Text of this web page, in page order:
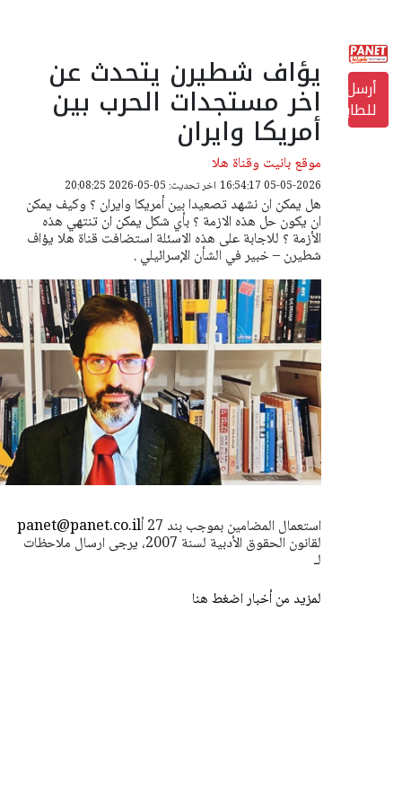
أرسل
للطابعة
يؤاف شطيرن يتحدث عن
اخر مستجدات الحرب بين
أمريكا وايران
موقع بانيت وقناة هلا
05-05-2026 16:54:17 اخر تحديث: 05-05-2026 20:08:25
هل يمكن ان نشهد تصعيدا بين أمريكا وايران ؟ وكيف يمكن
ان يكون حل هذه الازمة ؟ بأي شكل يمكن ان تنتهي هذه
الأزمة ؟ للاجابة على هذه الاسئلة استضافت قناة هلا يؤاف
شطيرن – خبير في الشأن الإسرائيلي .
panet@panet.co.ilاستعمال المضامين بموجب بند 27 أ
لقانون الحقوق الأدبية لسنة 2007، يرجى ارسال ملاحظات
لـ
لمزيد من أخبار اضغط هنا